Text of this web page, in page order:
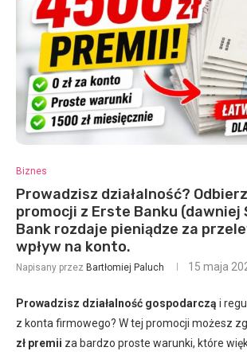
Biznes
Prowadzisz działalność?
promocji z Erste Banku (dawniej
Bank rozdaje pieniądze za
wpływ na konto.
Napisany przez Bartłomiej Paluch 15 maja
Prowadzisz działalność gospodarczą i
z konta firmowego? W tej promocji możesz
zł premii za bardzo proste warunki, które